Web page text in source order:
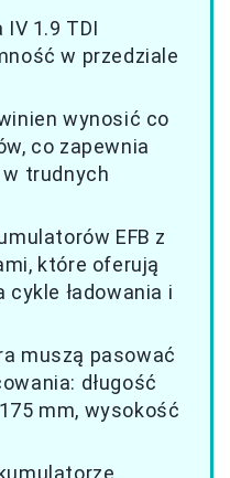
1.9 TDI
w przedziale
wynosić co
co zapewnia
trudnych
EFB z
które oferują
cykle ładowania i
muszą pasować
długość
mm, wysokość